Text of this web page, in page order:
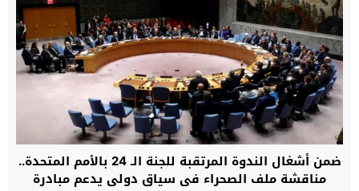
ضمن أشغال الندوة المرتقبة للجنة الـ 24 بالأمم المتحدة..
مناقشة ملف الصحراء في سياق دولي يدعم مبادرة